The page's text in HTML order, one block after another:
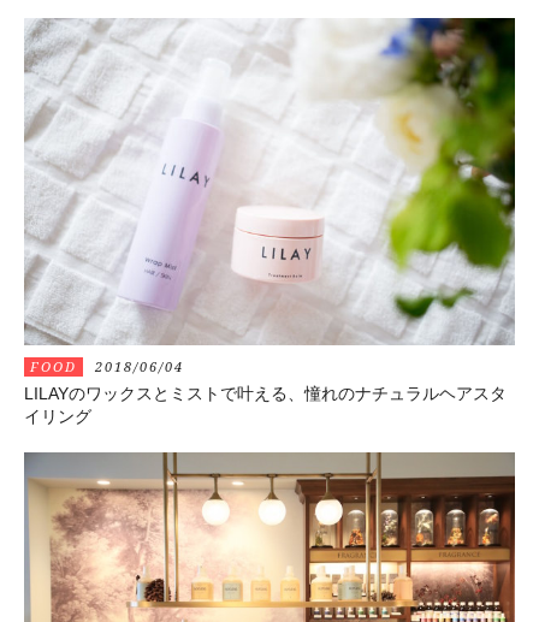
FOOD 2018/06/04
LILAYのワックスとミストで叶える、憧れのナチュラルヘアスタ
イリング